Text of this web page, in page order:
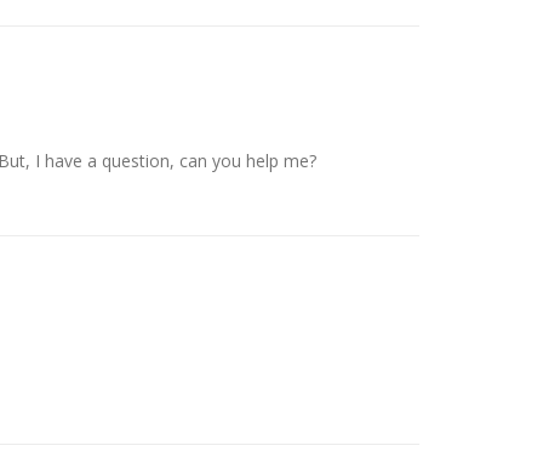
I have a question, can you help me?